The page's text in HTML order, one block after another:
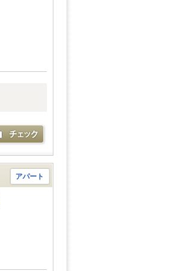
アパート